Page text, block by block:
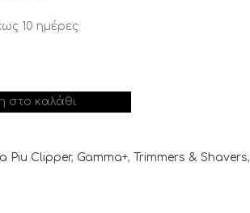
10 ημέρες
στο καλάθι
Piu Clipper, Gamma+, Trimmers & Shavers,